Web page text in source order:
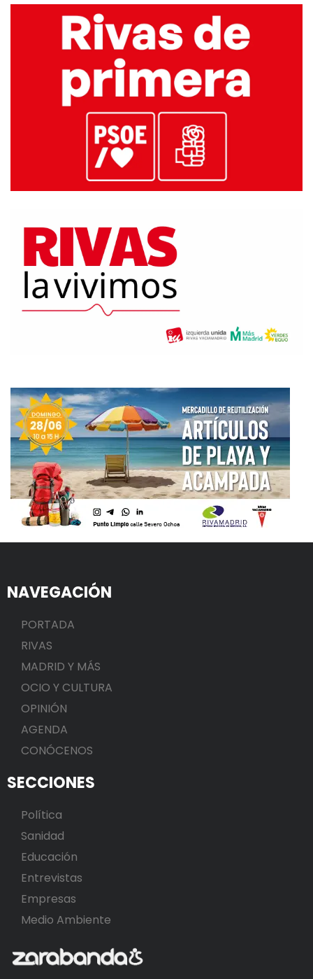
NAVEGACIÓN
PORTADA
RIVAS
MADRID Y MÁS
OCIO Y CULTURA
OPINIÓN
AGENDA
CONÓCENOS
SECCIONES
Política
Sanidad
Educación
Entrevistas
Empresas
Medio Ambiente